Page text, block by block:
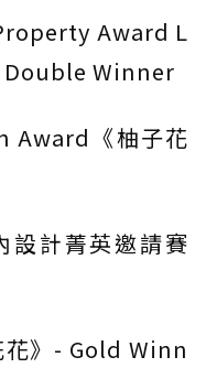
Award L
Double Winner
Award《柚子花
設計菁英邀請賽
花》- Gold Winn